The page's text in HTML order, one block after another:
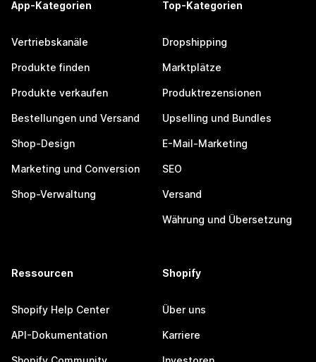
App-Kategorien
Vertriebskanäle
Produkte finden
Produkte verkaufen
Bestellungen und Versand
Shop-Design
Marketing und Conversion
Shop-Verwaltung
Top-Kategorien
Dropshipping
Marktplätze
Produktrezensionen
Upselling und Bundles
E-Mail-Marketing
SEO
Versand
Währung und Übersetzung
Ressourcen
Shopify Help Center
API-Dokumentation
Shopify
Über uns
Karriere